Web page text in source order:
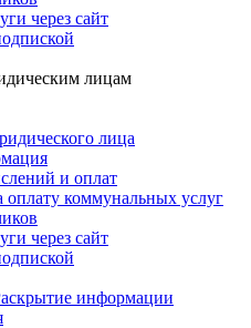
через сайт
лицам
лица
и оплат
оплату коммунальных услуг
через сайт
информации